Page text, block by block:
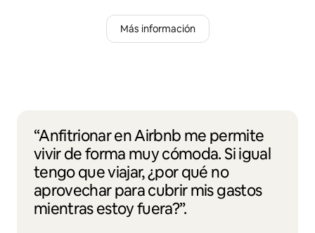
Más información
“Anfitrionar en Airbnb me permite
vivir de forma muy cómoda. Si igual
tengo que viajar, ¿por qué no
aprovechar para cubrir mis gastos
mientras estoy fuera?”.